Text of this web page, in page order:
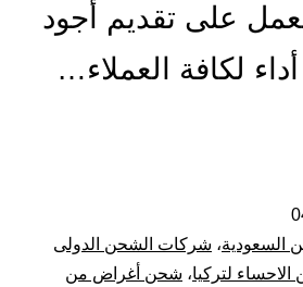
على تقديم أجود
لكافة العملاء…
السعودية، شركات الشحن الدولى
لتركيا، شحن أغراض من